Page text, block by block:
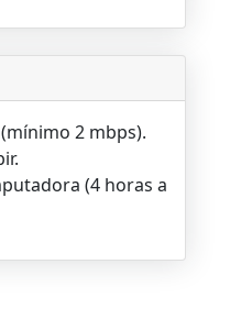
2 mbps).
(4 horas a